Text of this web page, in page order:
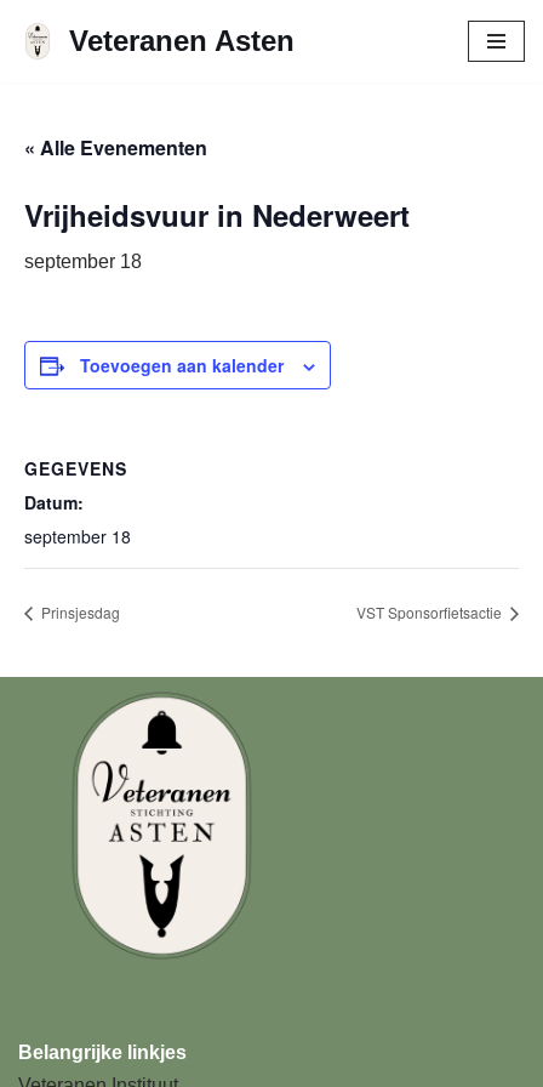
Veteranen Asten
« Alle Evenementen
Vrijheidsvuur in Nederweert
september 18
Toevoegen aan kalender
GEGEVENS
Datum:
september 18
Prinsjesdag VST Sponsorfietsactie
Belangrijke linkjes